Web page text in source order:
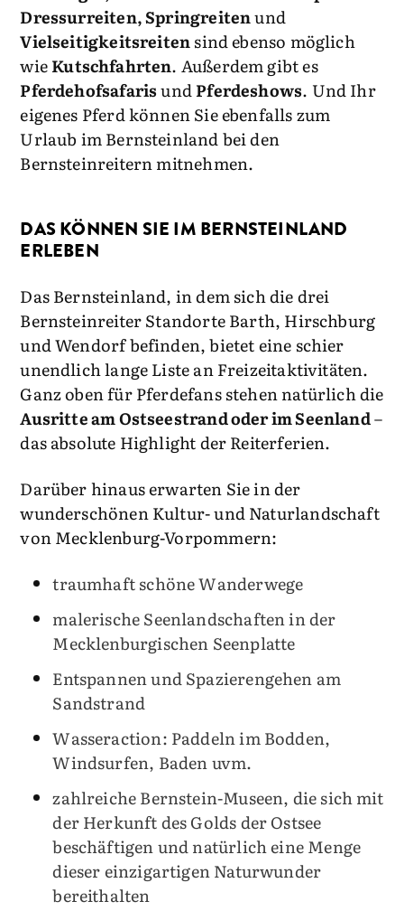
Dressurreiten, Springreitenund
Vielseitigkeitsreitensind ebenso möglich
wieKutschfahrten. Außerdem gibt es
PferdehofsafarisundPferdeshows. Und Ihr
eigenes Pferd können Sie ebenfalls zum
Urlaub im Bernsteinland bei den
Bernsteinreitern mitnehmen.
DAS KÖNNEN SIE IM BERNSTEINLAND
ERLEBEN
Das Bernsteinland, in dem sich die drei
Bernsteinreiter Standorte Barth, Hirschburg
und Wendorf befinden, bietet eine schier
unendlich lange Liste an Freizeitaktivitäten.
Ganz oben für Pferdefans stehen natürlich die
Ausritte am Ostseestrand oder im Seenland–
das absolute Highlight der Reiterferien.
Darüber hinaus erwarten Sie in der
wunderschönen Kultur- und Naturlandschaft
von Mecklenburg-Vorpommern:
traumhaft schöne Wanderwege
malerische Seenlandschaften in der
Mecklenburgischen Seenplatte
Entspannen und Spazierengehen am
Sandstrand
Wasseraction: Paddeln im Bodden,
Windsurfen, Baden uvm.
zahlreiche Bernstein-Museen, die sich mit
der Herkunft des Golds der Ostsee
beschäftigen und natürlich eine Menge
dieser einzigartigen Naturwunder
bereithalten